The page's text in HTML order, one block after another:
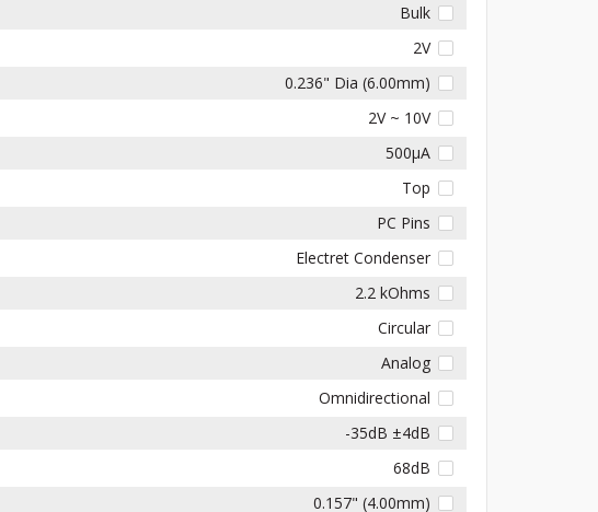
Bulk
2V
0.236" Dia (6.00mm)
2V ~ 10V
500µA
Top
PC Pins
Electret Condenser
2.2 kOhms
Circular
Analog
Omnidirectional
-35dB ±4dB
68dB
0.157" (4.00mm)